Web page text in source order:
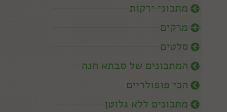
מתכוני ירקות
מרקים
סלטים
המתכונים של סבתא חנה
הכי פופולריים
מתכונים ללא גלוטן